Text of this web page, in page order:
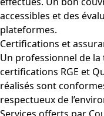
accessibles et des
plateformes.
Certifications et
Un professionnel de
certifications RGE et
réalisés sont
respectueux de
Services offerts par